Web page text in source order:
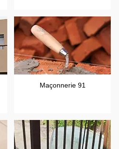
Maçonnerie 91